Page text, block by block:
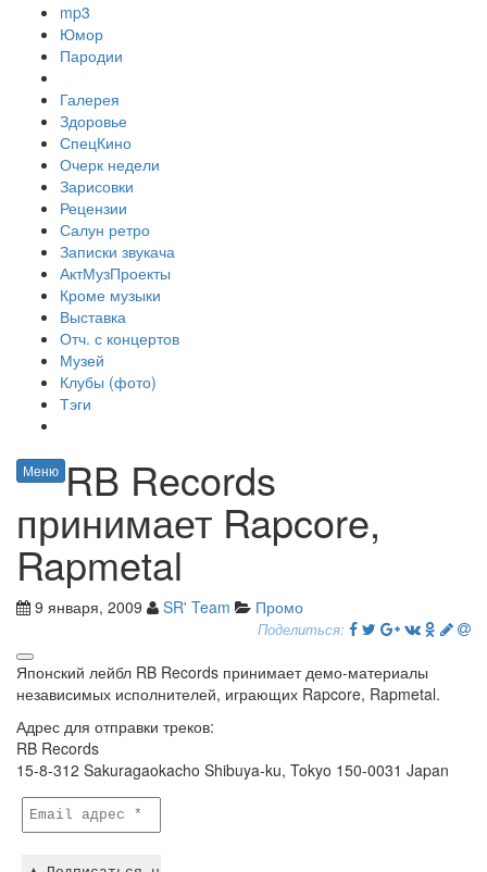
mp3
Юмор
Пародии
Галерея
Здоровье
СпецКино
Очерк недели
Зарисовки
Рецензии
Салун ретро
Записки звукача
АктМузПроекты
Кроме музыки
Выставка
Отч. с концертов
Музей
Клубы (фото)
Тэги
Меню RB Records
принимает Rapcore,
Rapmetal
9 января, 2009 SR' Team Промо
Поделиться:
Японский лейбл RB Records принимает демо-материалы
независимых исполнителей, играющих Rapcore, Rapmetal.
Адрес для отправки треков:
RB Records
15-8-312 Sakuragaokacho Shibuya-ku, Tokyo 150-0031 Japan